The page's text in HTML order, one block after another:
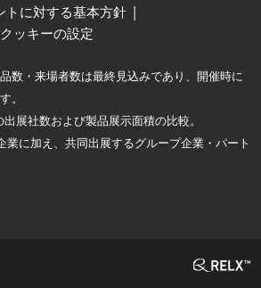
トに対する基本方針
クッキーの設定
数・来場者数は最終見込みであり、開催時に
。
展社数および製品展示面積の比較。
業に加え、共同出展するグループ企業・パート